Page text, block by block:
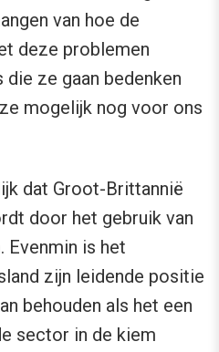
van hoe de
deze problemen
ze gaan bedenken
mogelijk nog voor ons
dat Groot-Brittannië
door het gebruik van
Evenmin is het
zijn leidende positie
behouden als het een
sector in de kiem